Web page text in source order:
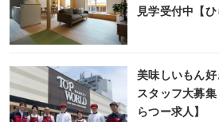
見学受付中【ひ
美味しいもん
スタッフ大募
らつー求人】